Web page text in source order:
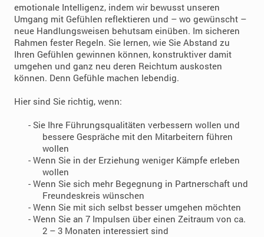
emotionale Intelligenz, indem wir bewusst unseren
Umgang mit Gefühlen reflektieren und – wo gewünscht –
neue Handlungsweisen behutsam einüben. Im sicheren
Rahmen fester Regeln. Sie lernen, wie Sie Abstand zu
Ihren Gefühlen gewinnen können, konstruktiver damit
umgehen und ganz neu deren Reichtum auskosten
können. Denn Gefühle machen lebendig.
Hier sind Sie richtig, wenn:
- Sie Ihre Führungsqualitäten verbessern wollen und
bessere Gespräche mit den Mitarbeitern führen
wollen
- Wenn Sie in der Erziehung weniger Kämpfe erleben
wollen
- Wenn Sie sich mehr Begegnung in Partnerschaft und
Freundeskreis wünschen
- Wenn Sie mit sich selbst besser umgehen möchten
- Wenn Sie an 7 Impulsen über einen Zeitraum von ca.
2 – 3 Monaten interessiert sind